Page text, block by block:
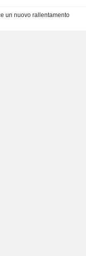
un nuovo rallentamento